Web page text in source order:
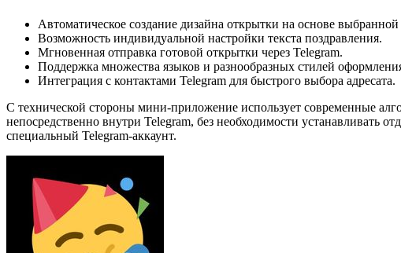
Автоматическое создание дизайна открытки на основе
Возможность индивидуальной настройки текста поздравления.
Мгновенная отправка готовой открытки через Telegram.
Поддержка множества языков и разнообразных стилей
Интеграция с контактами Telegram для быстрого выбора адресата.
С технической стороны мини-приложение использует современные
непосредственно внутри Telegram, без необходимости устанавливать
специальный Telegram-аккаунт.